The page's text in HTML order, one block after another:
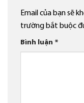
Email của bạn sẽ
trường bắt buộc
Bình luận *